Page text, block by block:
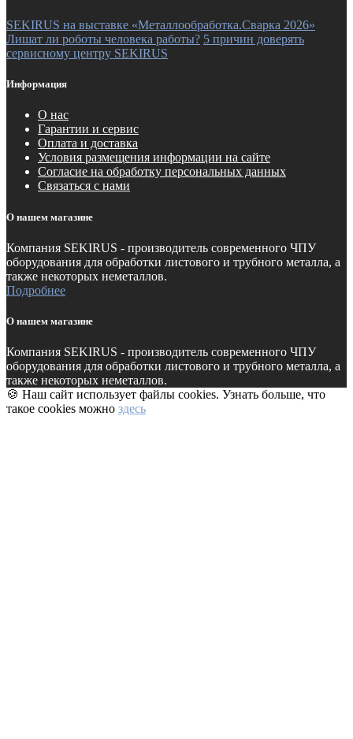
SEKIRUS на выставке «Металлообработка.Сварка 2026»
Лишат ли роботы человека работы? 5 причин доверять
сервисному центру SEKIRUS
Информация
О нас
Гарантии и сервис
Оплата и доставка
Условия размещения информации на сайте
Согласие на обработку персональных данных
Связаться с нами
О нашем магазине
Компания SEKIRUS - производитель современного ЧПУ
оборудования для обработки листового и трубного металла, а
также некоторых неметаллов.
Подробнее
О нашем магазине
Компания SEKIRUS - производитель современного ЧПУ
оборудования для обработки листового и трубного металла, а
также некоторых неметаллов.
🍪 Наш сайт использует файлы cookies. Узнать больше, что
такое cookies можно здесь